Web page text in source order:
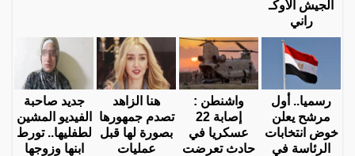
الجيش الأوكـ
راني
رسميا.. أول
مرشح يعلن
خوض انتخابات
الرئاسة في
واشنطن :
إصابة 22
عسكريا في
حادث تعرضت
هنا الزاهد
تصدم جمهورها
بصورة لها قبل
عمليات
جديد صاحبة
الفيديو المشين
لطفليها.. تورط
ابنها وزوجها